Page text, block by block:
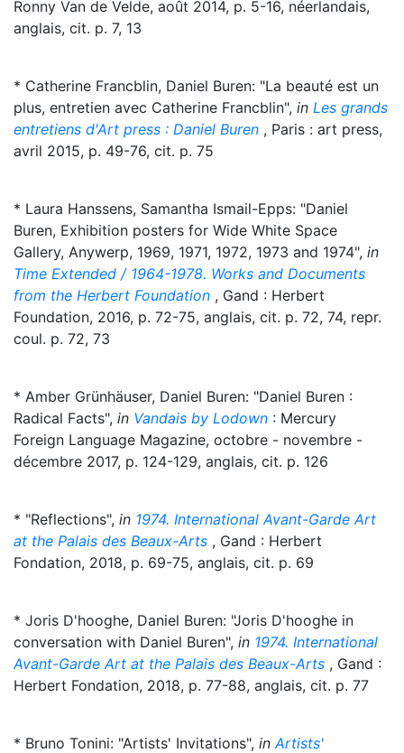
Ronny Van de Velde, août 2014, p. 5-16, néerlandais,
anglais, cit. p. 7, 13
* Catherine Francblin, Daniel Buren: "La beauté est un
plus, entretien avec Catherine Francblin", in Les grands
entretiens d'Art press : Daniel Buren , Paris : art press,
avril 2015, p. 49-76, cit. p. 75
* Laura Hanssens, Samantha Ismail-Epps: "Daniel
Buren, Exhibition posters for Wide White Space
Gallery, Anywerp, 1969, 1971, 1972, 1973 and 1974", in
Time Extended / 1964-1978. Works and Documents
from the Herbert Foundation , Gand : Herbert
Foundation, 2016, p. 72-75, anglais, cit. p. 72, 74, repr.
coul. p. 72, 73
* Amber Grünhäuser, Daniel Buren: "Daniel Buren :
Radical Facts", in Vandais by Lodown : Mercury
Foreign Language Magazine, octobre - novembre -
décembre 2017, p. 124-129, anglais, cit. p. 126
* "Reflections", in 1974. International Avant-Garde Art
at the Palais des Beaux-Arts , Gand : Herbert
Fondation, 2018, p. 69-75, anglais, cit. p. 69
* Joris D'hooghe, Daniel Buren: "Joris D'hooghe in
conversation with Daniel Buren", in 1974. International
Avant-Garde Art at the Palais des Beaux-Arts , Gand :
Herbert Fondation, 2018, p. 77-88, anglais, cit. p. 77
* Bruno Tonini: "Artists' Invitations", in Artists'